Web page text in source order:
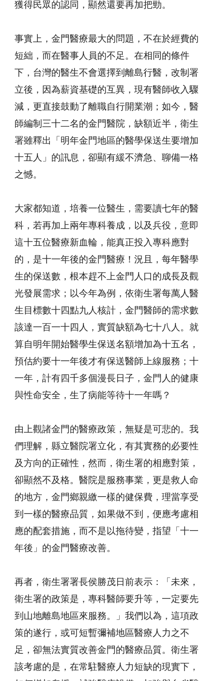
獲得民眾的認同，顯然還要再加把勁。
事實上，金門醫療最大的問題，不在於經費的
短絀，而在醫事人員的不足。在相同的條件
下，台灣的醫生不會選擇到離島行醫，改制署
立後，因為薪資基礎的互異，現有醫師收入驟
減，更直接鼓動了離職自行開業潮；如今，醫
師編制三十二名的金門醫院，缺額近半，衛生
署雖釋出「明年金門地區的醫學保送生要增加
十五人」的訊息，卻顯有緩不濟急、聊備一格
之憾。
大家都知道，培養一位醫生，需要讀七年的醫
科，若再加上兩年專科養成，以及兵役，意即
這十五位醫療新血輪，能真正投入專科應對
的，是十一年後的金門醫療！況且，每年醫學
生的保送數，根本趕不上金門人口的成長及觀
光發展需求；以今年為例，依衛生署每萬人醫
生目標數十四點九人核計，金門醫師的需求數
該達一百一十四人，實質缺額為七十八人。就
算自明年開始醫學生保送名額增加為十五名，
預估約要十一年後才有保送醫師上線服務；十
一年，計有四千多個漫長日子，金門人的健康
與性命安全，生了病能等待十一年嗎？
由上觀諸金門的醫療政策，無疑是可悲的。我
們理解，縣立醫院署立化，有其實務的必要性
及方向的正確性，然而，衛生署的相應對策，
卻顯然不及格。醫院是服務事業，更是救人命
的地方，金門鄉親繳一樣的健保費，理當享受
到一樣的醫療品質，如果做不到，便應考慮相
應的配套措施，而不是以拖待變，指望「十一
年後」的金門醫療改善。
再者，衛生署署長侯勝茂日前表示：「未來，
衛生署的政策是，專科醫師要升等，一定要先
到山地離島地區來服務。」我們以為，這項政
策的遂行，或可短暫彌補地區醫療人力之不
足，卻無法實質改善金門的醫療品質。衛生署
該考慮的是，在常駐醫療人力短缺的現實下，